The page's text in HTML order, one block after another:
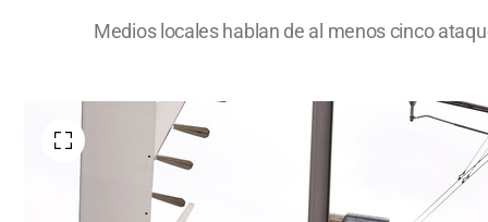
Medios locales hablan de al menos cinco